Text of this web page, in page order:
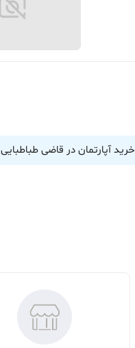
خرید آپارتمان در قاضی طباطبایی